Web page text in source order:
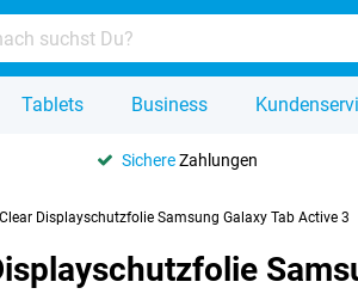
Tablets Business
SichereZahlungen
Displayschutzfolie Samsung Galaxy Tab Active 3